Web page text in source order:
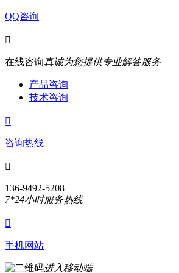
QQ咨询

在线咨询真诚为您提供专业解答服务
产品咨询
技术咨询

咨询热线

136-9492-5208
7*24小时服务热线

手机网站
进入移动端